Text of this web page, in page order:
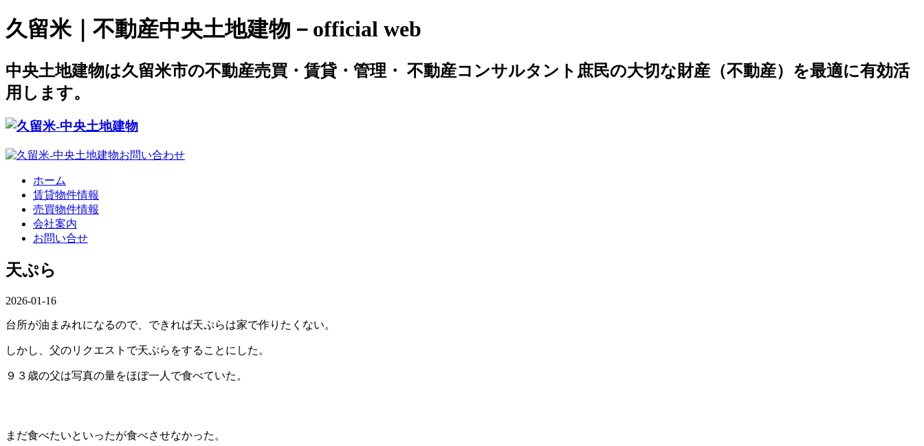
久留米｜不動産中央土地建物－official web
中央土地建物は久留米市の不動産売買・賃貸・管理・ 不動産コンサルタント庶民の大切な財産（不動産）を最適に有効活
用します。
ホーム
賃貸物件情報
売買物件情報
会社案内
お問い合せ
天ぷら
2026-01-16
台所が油まみれになるので、できれば天ぷらは家で作りたくない。
しかし、父のリクエストで天ぷらをすることにした。
９３歳の父は写真の量をほぼ一人で食べていた。
まだ食べたいといったが食べさせなかった。